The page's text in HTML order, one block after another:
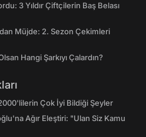
3 Yıldır Çiftçilerin Baş Belası
Müjde: 2. Sezon Çekimleri
Hangi Şarkıyı Çalardın?
Çok İyi Bildiği Şeyler
Ağır Eleştiri: "Ulan Siz Kamu